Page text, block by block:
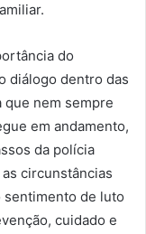
do
diálogo dentro das
que nem sempre
em andamento,
da polícia
circunstâncias
sentimento de luto
cuidado e